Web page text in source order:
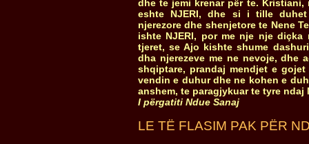
dhe te jemi krenar për te. Kristiani,
eshte NJERI, dhe si i tille
njerezore dhe shenjetore te Nene
ishte NJERI, por me nje nje diçka
tjeret, se Ajo kishte shume
dha njerezeve me ne nevoje, dhe
shqiptare, prandaj mendjet e
vendin e duhur dhe ne kohen e
anshem, te paragjykuar te tyre ndaj
I përgatiti Ndue Sanaj
LE TË FLASIM PAK PËR